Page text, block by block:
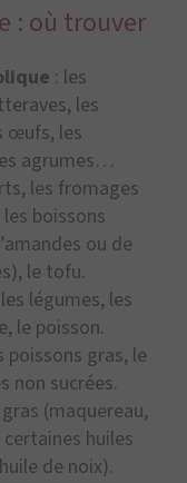
: où trouver
: les
les
œufs, les
agrumes…
les fromages
boissons
ou de
le tofu.
légumes, les
le poisson.
gras, le
non sucrées.
(maquereau,
huiles
de noix).